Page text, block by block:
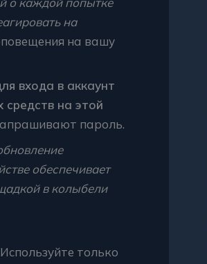
на
на вашу
входа в аккаунт
средств на этой
пароль.
обеспечивает
в колыбели
только